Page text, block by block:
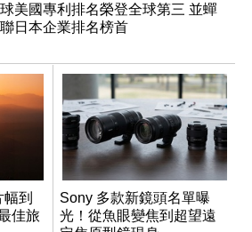
球美國專利排名榮登全球第三 並蟬
聯日本企業排名榜首
到
佳旅
Sony 多款新鏡頭名單曝
光！從魚眼變焦到超望遠